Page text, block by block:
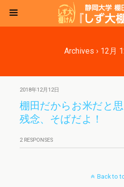
Archives › 12月
2018年12月12日
棚田だからお米だと
残念、そばだよ！
2 RESPONSES
Back to